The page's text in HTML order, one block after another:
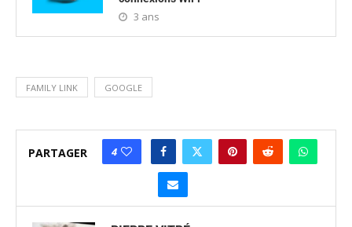
3 ans
FAMILY LINK GOOGLE
PARTAGER 4